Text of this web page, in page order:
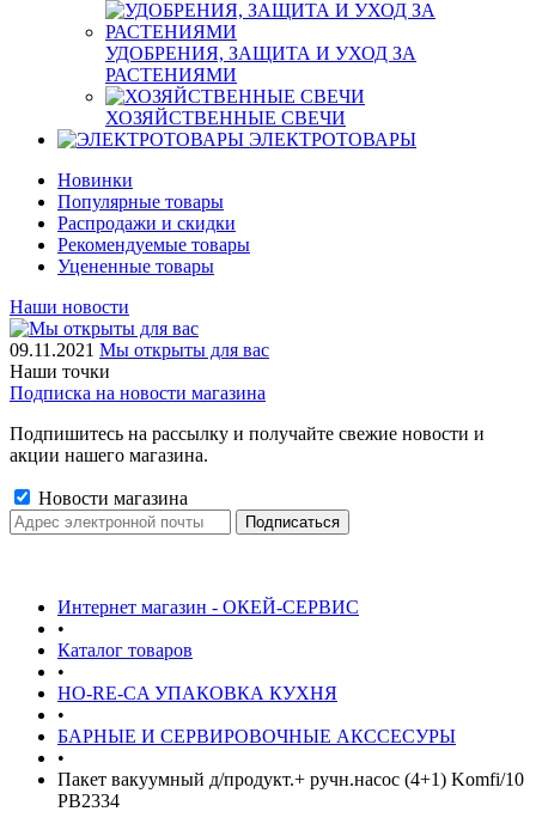
УДОБРЕНИЯ, ЗАЩИТА И УХОД ЗА
РАСТЕНИЯМИ
ХОЗЯЙСТВЕННЫЕ СВЕЧИ
ЭЛЕКТРОТОВАРЫ
Новинки
Популярные товары
Распродажи и скидки
Рекомендуемые товары
Уцененные товары
Наши новости
09.11.2021 Мы открыты для вас
Наши точки
Подписка на новости магазина
Подпишитесь на рассылку и получайте свежие новости и
акции нашего магазина.
Новости магазина
Интернет магазин - ОКЕЙ-СЕРВИС
•
Каталог товаров
•
HO-RE-CA УПАКОВКА КУХНЯ
•
БАРНЫЕ И СЕРВИРОВОЧНЫЕ АКССЕСУРЫ
•
Пакет вакуумный д/продукт.+ ручн.насос (4+1) Komfi/10
PB2334